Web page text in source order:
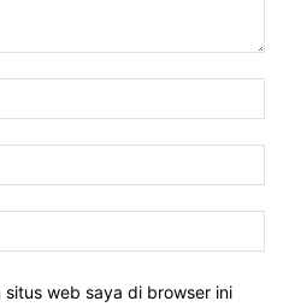
situs web saya di browser ini